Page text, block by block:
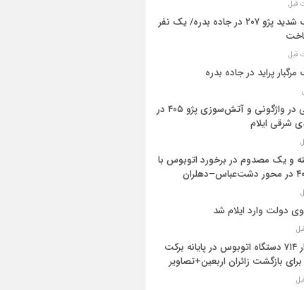
انحراف شدید پژو ۲۰۷ در جاده بدره/ یک نفر
مرگبار پراید در جاده بدره
۳فوتی در واژگونی و آتش‌سوزی پژو ۴۰۵ در
شرقی ایلام
و یک مصدوم در برخورد اتوبوس با
دولت وارد ایلام شد
استقرار ۷۱۴ دستگاه اتوبوس در پایانه برکت
بازگشت زائران اربعین+تصاویر